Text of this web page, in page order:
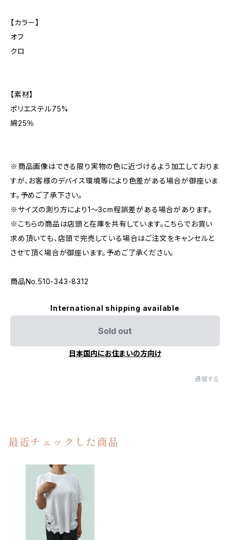
【カラー】
オフ
クロ
【素材】
ポリエステル75%
綿25％
※商品画像はできる限り実物の色に近づけるよう加工しておりま
すが、お客様のデバイス環境等により色差がある場合が御座いま
す。予めご了承下さい。
※サイズの測り方により1〜3cm程誤差がある場合があります。
※こちらの商品は店頭と在庫を共有しています。こちらでお買い
求め頂いても、店頭で完売している場合はご注文をキャンセルと
させて頂く場合が御座います。予めご了承ください。
商品No.510-343-8312
International shipping available
Sold out
日本国内にお住まいの方向け
通報する
最近チェックした商品